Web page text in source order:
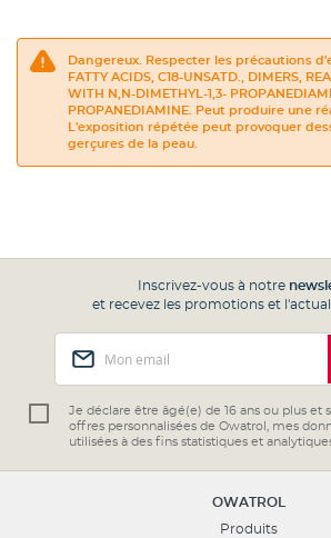
Dangereux. Respecter les précautions
FATTY ACIDS, C18-UNSATD., DIMERS,
WITH N,N-DIMETHYL-1,3-
PROPANEDIAMINE. Peut produire une
L'exposition répétée peut provoquer
gerçures de la peau.
Inscrivez-vous à notre
et recevez les promotions et
notre
lettre
d’information
Je déclare être âgé(e) de 16 ans ou plus et
offres personnalisées de Owatrol, mes
utilisées à des fins statistiques et
OWATROL
Produits